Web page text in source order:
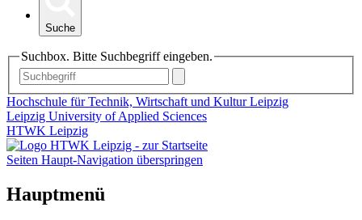
Suche
Suchbox. Bitte Suchbegriff eingeben.
Hochschule für Technik, Wirtschaft und Kultur Leipzig
Leipzig University of Applied Sciences
HTWK Leipzig
Seiten Haupt-Navigation überspringen
Hauptmenü